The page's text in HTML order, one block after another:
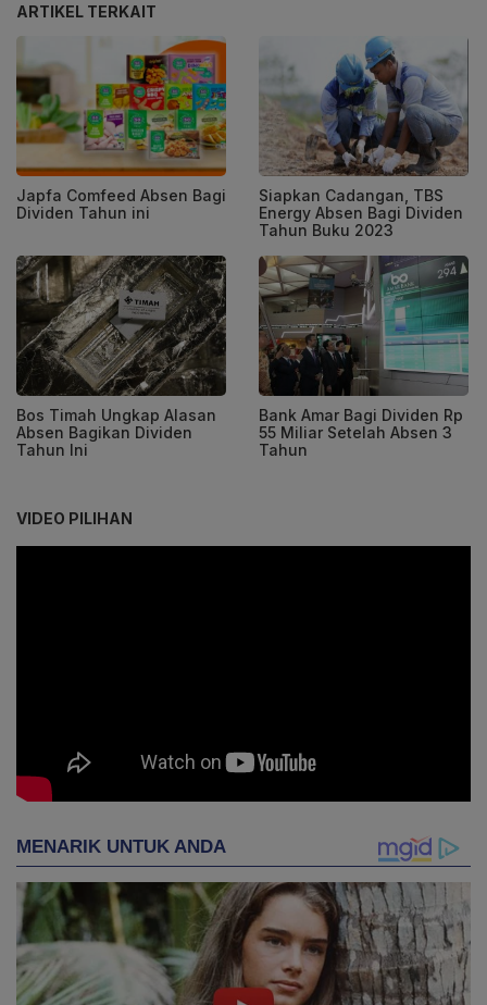
ARTIKEL TERKAIT
Japfa Comfeed Absen Bagi
Dividen Tahun ini
Siapkan Cadangan, TBS
Energy Absen Bagi Dividen
Tahun Buku 2023
Bos Timah Ungkap Alasan
Absen Bagikan Dividen
Tahun Ini
Bank Amar Bagi Dividen Rp
55 Miliar Setelah Absen 3
Tahun
VIDEO PILIHAN